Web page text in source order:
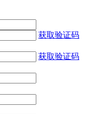
获取验证码
获取验证码